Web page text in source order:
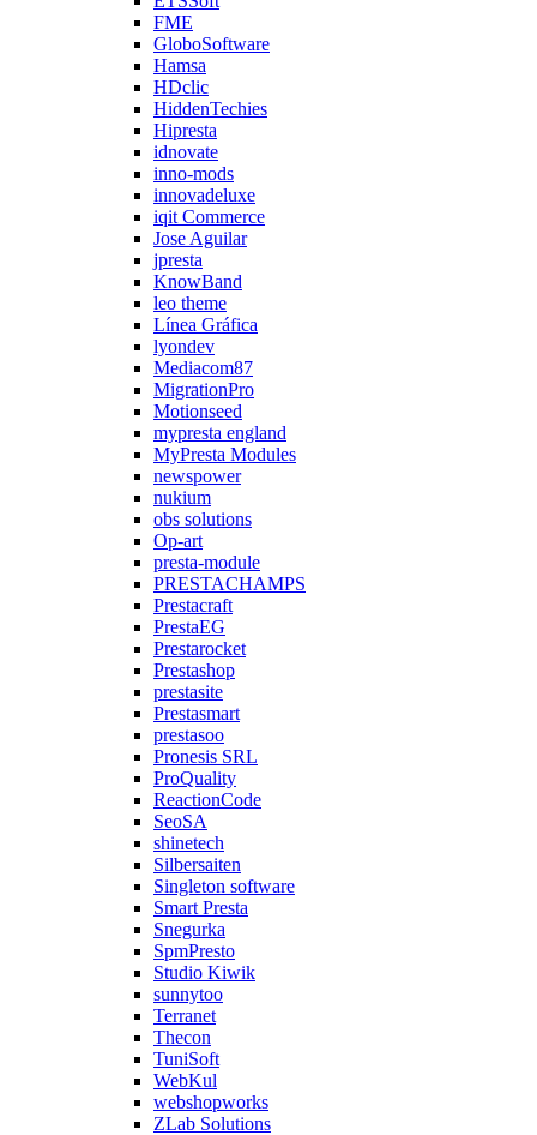
FME
GloboSoftware
Hamsa
HDclic
HiddenTechies
Hipresta
idnovate
inno-mods
innovadeluxe
iqit Commerce
Jose Aguilar
jpresta
KnowBand
leo theme
Línea Gráfica
lyondev
Mediacom87
MigrationPro
Motionseed
mypresta england
MyPresta Modules
newspower
nukium
obs solutions
Op-art
presta-module
PRESTACHAMPS
Prestacraft
PrestaEG
Prestarocket
Prestashop
prestasite
Prestasmart
prestasoo
Pronesis SRL
ProQuality
ReactionCode
SeoSA
shinetech
Silbersaiten
Singleton software
Smart Presta
Snegurka
SpmPresto
Studio Kiwik
sunnytoo
Terranet
Thecon
TuniSoft
WebKul
webshopworks
ZLab Solutions